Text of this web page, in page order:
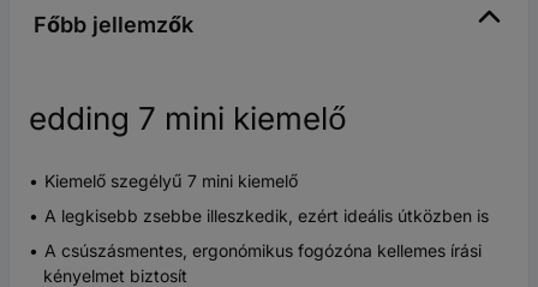
Főbb jellemzők
edding 7 mini kiemelő
Kiemelő szegélyű 7 mini kiemelő
A legkisebb zsebbe illeszkedik, ezért ideális útközben is
A csúszásmentes, ergonómikus fogózóna kellemes írási
kényelmet biztosít